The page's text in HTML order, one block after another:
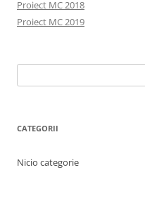
Proiect MC 2018
Proiect MC 2019
după:
CATEGORII
Nicio categorie